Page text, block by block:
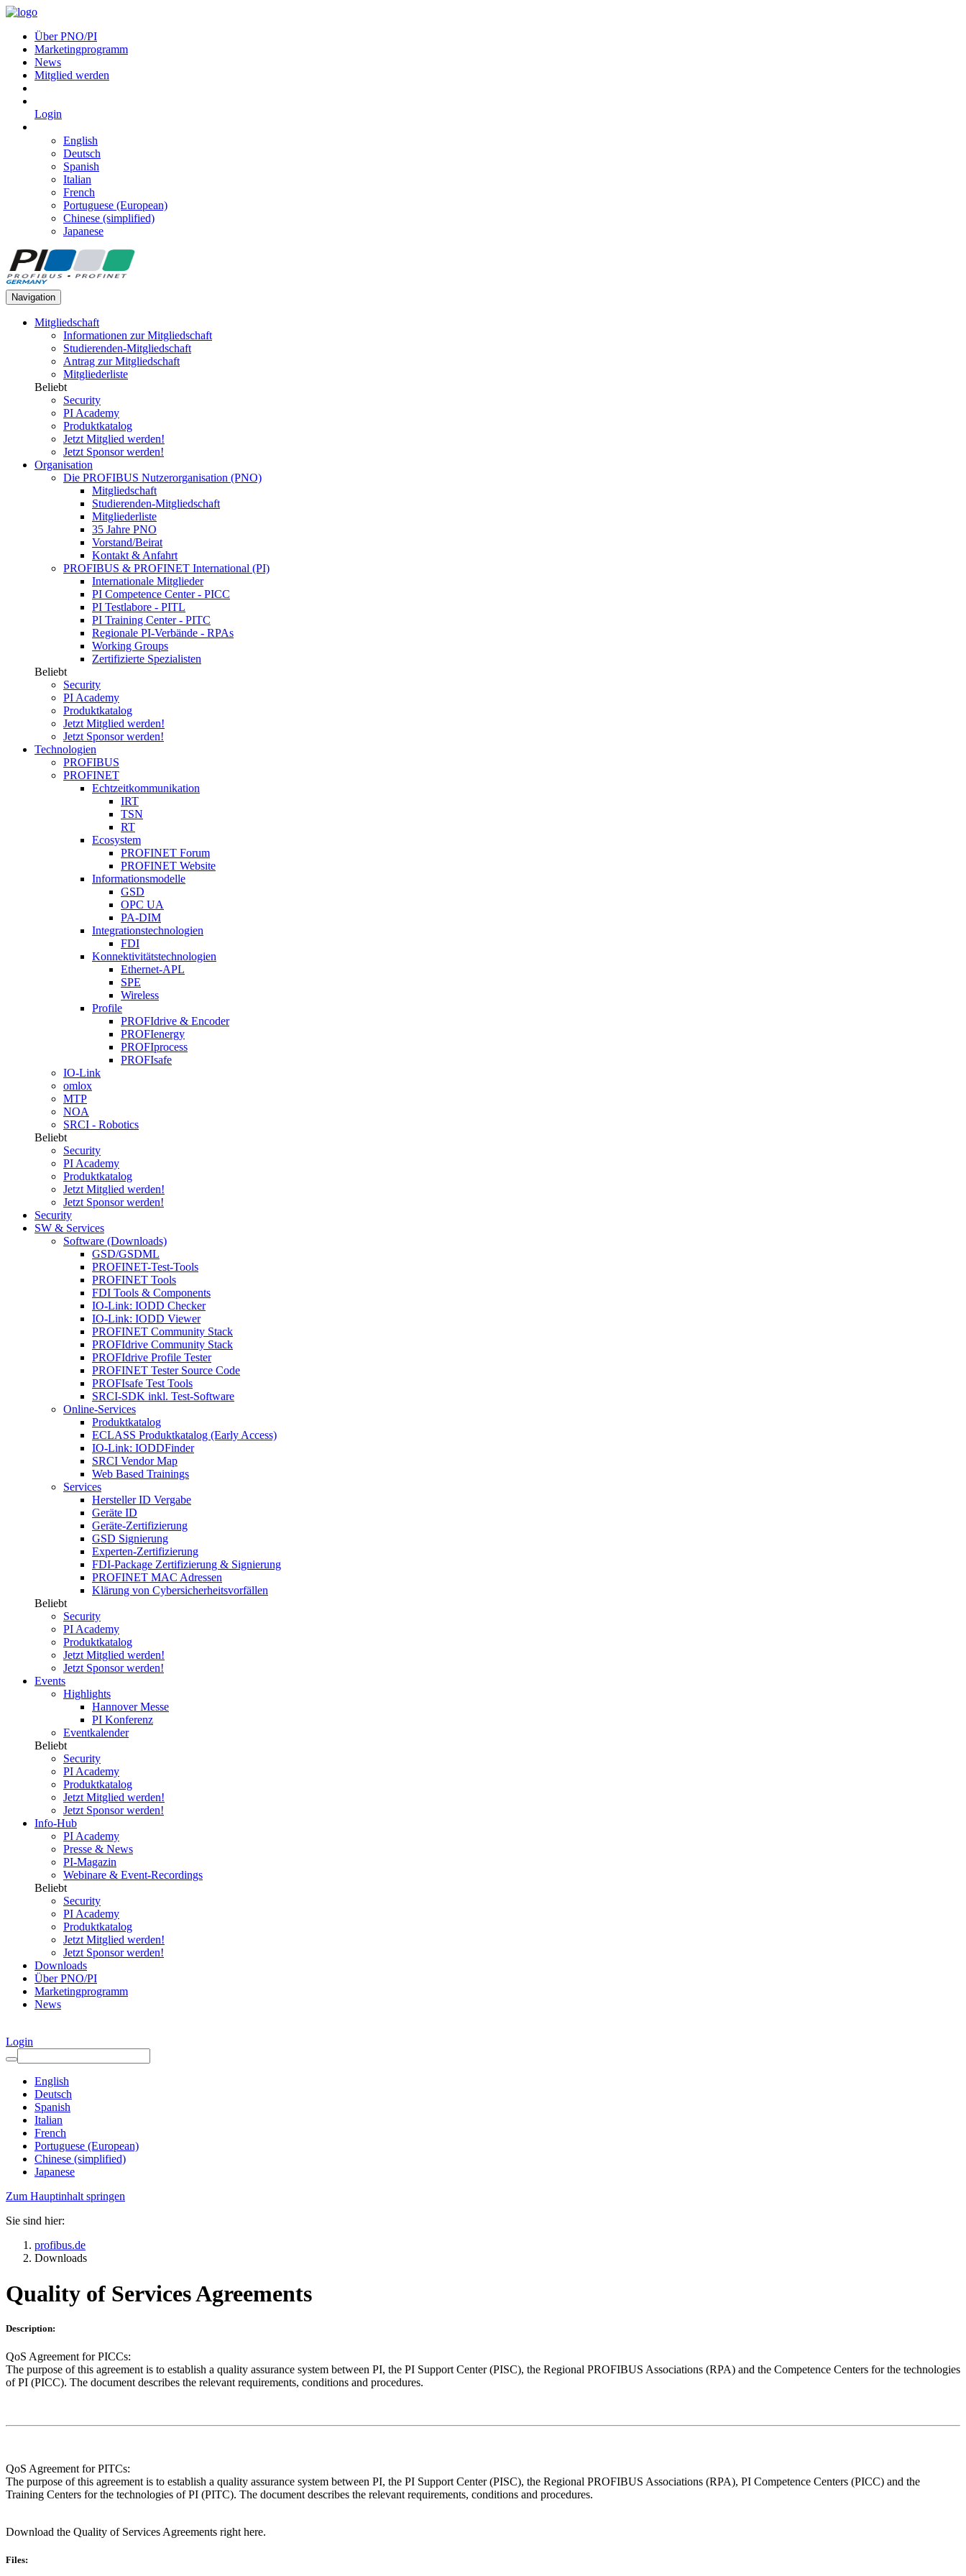
Über PNO/PI
Marketingprogramm
News
Mitglied werden
Login
English
Deutsch
Spanish
Italian
French
Portuguese (European)
Chinese (simplified)
Japanese
Navigation
Mitgliedschaft
Informationen zur Mitgliedschaft
Studierenden-Mitgliedschaft
Antrag zur Mitgliedschaft
Mitgliederliste
Beliebt
Security
PI Academy
Produktkatalog
Jetzt Mitglied werden!
Jetzt Sponsor werden!
Organisation
Die PROFIBUS Nutzerorganisation (PNO)
Mitgliedschaft
Studierenden-Mitgliedschaft
Mitgliederliste
35 Jahre PNO
Vorstand/Beirat
Kontakt & Anfahrt
PROFIBUS & PROFINET International (PI)
Internationale Mitglieder
PI Competence Center - PICC
PI Testlabore - PITL
PI Training Center - PITC
Regionale PI-Verbände - RPAs
Working Groups
Zertifizierte Spezialisten
Beliebt
Security
PI Academy
Produktkatalog
Jetzt Mitglied werden!
Jetzt Sponsor werden!
Technologien
PROFIBUS
PROFINET
Echtzeitkommunikation
IRT
TSN
RT
Ecosystem
PROFINET Forum
PROFINET Website
Informationsmodelle
GSD
OPC UA
PA-DIM
Integrationstechnologien
FDI
Konnektivitätstechnologien
Ethernet-APL
SPE
Wireless
Profile
PROFIdrive & Encoder
PROFIenergy
PROFIprocess
PROFIsafe
IO-Link
omlox
MTP
NOA
SRCI - Robotics
Beliebt
Security
PI Academy
Produktkatalog
Jetzt Mitglied werden!
Jetzt Sponsor werden!
Security
SW & Services
Software (Downloads)
GSD/GSDML
PROFINET-Test-Tools
PROFINET Tools
FDI Tools & Components
IO-Link: IODD Checker
IO-Link: IODD Viewer
PROFINET Community Stack
PROFIdrive Community Stack
PROFIdrive Profile Tester
PROFINET Tester Source Code
PROFIsafe Test Tools
SRCI-SDK inkl. Test-Software
Online-Services
Produktkatalog
ECLASS Produktkatalog (Early Access)
IO-Link: IODDFinder
SRCI Vendor Map
Web Based Trainings
Services
Hersteller ID Vergabe
Geräte ID
Geräte-Zertifizierung
GSD Signierung
Experten-Zertifizierung
FDI-Package Zertifizierung & Signierung
PROFINET MAC Adressen
Klärung von Cybersicherheitsvorfällen
Beliebt
Security
PI Academy
Produktkatalog
Jetzt Mitglied werden!
Jetzt Sponsor werden!
Events
Highlights
Hannover Messe
PI Konferenz
Eventkalender
Beliebt
Security
PI Academy
Produktkatalog
Jetzt Mitglied werden!
Jetzt Sponsor werden!
Info-Hub
PI Academy
Presse & News
PI-Magazin
Webinare & Event-Recordings
Beliebt
Security
PI Academy
Produktkatalog
Jetzt Mitglied werden!
Jetzt Sponsor werden!
Downloads
Über PNO/PI
Marketingprogramm
News
Login
English
Deutsch
Spanish
Italian
French
Portuguese (European)
Chinese (simplified)
Japanese
Zum Hauptinhalt springen
Sie sind hier:
profibus.de
Downloads
Quality of Services Agreements
Description:
QoS Agreement for PICCs:
The purpose of this agreement is to establish a quality assurance system between PI, the PI Support Center (PISC), the Regional PROFIBUS Associations (RPA) and the Competence Centers for the technologies
of PI (PICC). The document describes the relevant requirements, conditions and procedures.
QoS Agreement for PITCs:
The purpose of this agreement is to establish a quality assurance system between PI, the PI Support Center (PISC), the Regional PROFIBUS Associations (RPA), PI Competence Centers (PICC) and the
Training Centers for the technologies of PI (PITC). The document describes the relevant requirements, conditions and procedures.
Download the Quality of Services Agreements right here.
Files: